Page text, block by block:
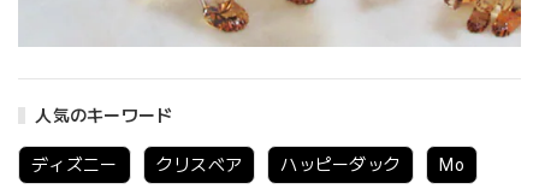
人気のキーワード
ディズニー クリスベア ハッピーダック Mo